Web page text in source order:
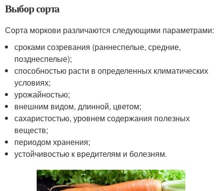
Выбор сорта
Сорта моркови различаются следующими параметрами:
сроками созревания (раннеспелые, средние,
позднеспелые);
способностью расти в определенных климатических
условиях;
урожайностью;
внешним видом, длинной, цветом;
сахаристостью, уровнем содержания полезных
веществ;
периодом хранения;
устойчивостью к вредителям и болезням.